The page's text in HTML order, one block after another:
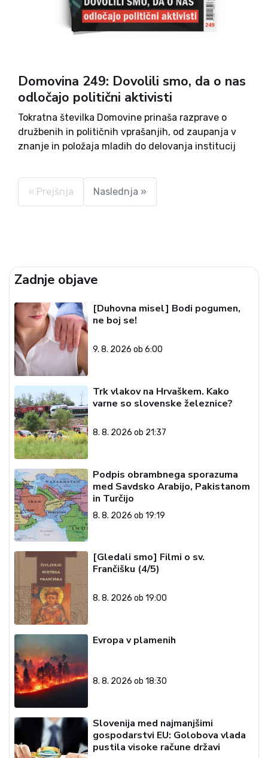
Domovina 249: Dovolili smo, da o nas
odločajo politični aktivisti
Tokratna številka Domovine prinaša razprave o
družbenih in političnih vprašanjih, od zaupanja v
znanje in položaja mladih do delovanja institucij
razvedrila, kulture, zgodovine in vzgoje.
« Prejšnja
Naslednja »
Zadnje objave
[Duhovna misel] Bodi pogumen,
ne boj se!
9. 8. 2026 ob 6:00
Trk vlakov na Hrvaškem. Kako
varne so slovenske železnice?
8. 8. 2026 ob 21:37
Podpis obrambnega sporazuma
med Savdsko Arabijo, Pakistanom
in Turčijo
8. 8. 2026 ob 19:19
[Gledali smo] Filmi o sv.
Frančišku (4/5)
8. 8. 2026 ob 19:00
Evropa v plamenih
8. 8. 2026 ob 18:30
Slovenija med najmanjšimi
gospodarstvi EU: Golobova vlada
pustila visoke račune državi